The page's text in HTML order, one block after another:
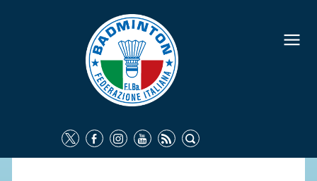
FEDERAZIONE
IDENTITÀ
COMMISSIONI FEDERALI
ORGANI TERRITORIALI